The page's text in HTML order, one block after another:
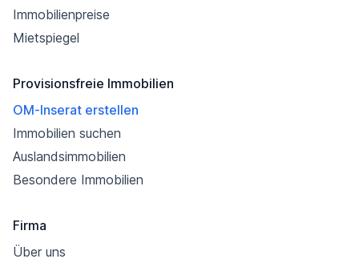
Immobilienpreise
Mietspiegel
Provisionsfreie Immobilien
OM-Inserat erstellen
Immobilien suchen
Auslandsimmobilien
Besondere Immobilien
Firma
Über uns